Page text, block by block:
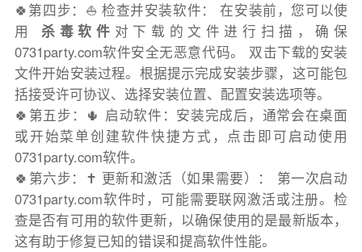
🍀第四步：⛵️ 检查并安装软件： 在安装前，您可以使
用杀毒软件 对下载的文件进行扫描，确保
0731party.com软件安全无恶意代码。 双击下载的安装
文件开始安装过程。根据提示完成安装步骤，这可能包
括接受许可协议、选择安装位置、配置安装选项等。
🍀第五步：🌵 启动软件：安装完成后，通常会在桌面
或开始菜单创建软件快捷方式，点击即可启动使用
0731party.com软件。
🍀第六步：✝️ 更新和激活（如果需要）： 第一次启动
0731party.com软件时，可能需要联网激活或注册。检
查是否有可用的软件更新，以确保使用的是最新版本，
这有助于修复已知的错误和提高软件性能。